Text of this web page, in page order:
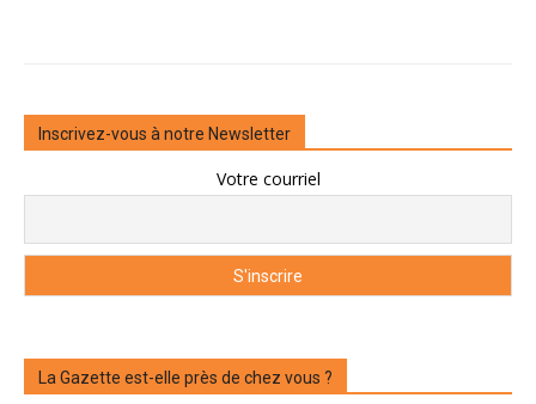
Inscrivez-vous à notre Newsletter
Votre courriel
La Gazette est-elle près de chez vous ?